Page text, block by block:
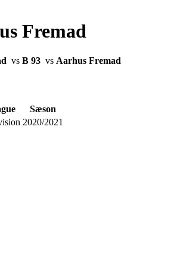
Fremad
vs B 93 vs Aarhus Fremad
Sæson
2020/2021